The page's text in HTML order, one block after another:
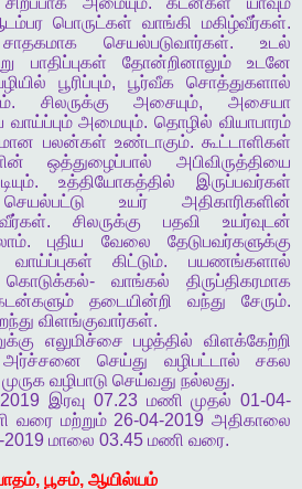
பொருட்கள் வாங்கி மகிழ்வீர்கள்.
சாதகமாக செயல்படுவார்கள். உடல்
பாதிப்புகள் தோன்றினாலும்
உடனே
பூரிப்பும், பூர்வீக
சொத்துகளால்
. சிலருக்கு அசையும், அசையா
வாய்ப்பும் அமையும்.தொழில் வியாபாரம்
பலன்கள் உண்டாகும். கூட்டாளிகள்
ஒத்துழைப்பால்
அபிவிருத்தியை
.உத்தியோகத்தில்
இருப்பவர்கள்
செயல்பட்டு உயர்
அதிகாரிகளின்
. சிலருக்கு பதவி
உயர்வுடன்
. புதிய வேலை
தேடுபவர்களுக்கு
வாய்ப்புகள் கிட்டும். பயணங்களால்
கொடுக்கல்- வாங்கல்
திருப்திகரமாக
தடையின்றி வந்து சேரும்.
விளங்குவார்கள்.
எலுமிச்சை பழத்தில்
விளக்கேற்றி
அர்ச்சனை செய்து வழிபட்டால்
சகல
முருக வழிபாடு செய்வது நல்லது.
இரவு 07.23 மணி முதல் 01-04-
வரை மற்றும்26-04-2019அதிகாலை
2019 மாலை 03.45 மணி வரை.
, பூசம், ஆயில்யம்